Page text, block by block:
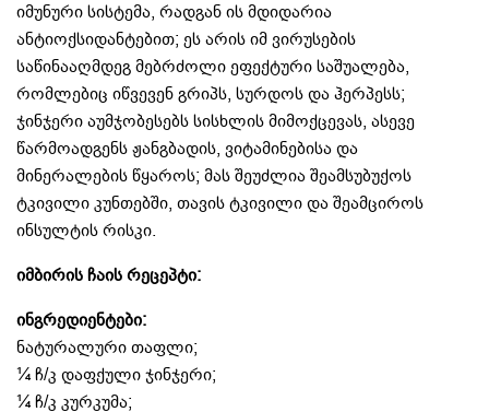
იმუნური სისტემა, რადგან ის მდიდარია
ანტიოქსიდანტებით; ეს არის იმ ვირუსების
საწინააღმდეგ მებრძოლი ეფექტური საშუალება,
რომლებიც იწვევენ გრიპს, სურდოს და ჰერპესს;
ჯინჯერი აუმჯობესებს სისხლის მიმოქცევას, ასევე
წარმოადგენს ჟანგბადის, ვიტამინებისა და
მინერალების წყაროს; მას შეუძლია შეამსუბუქოს
ტკივილი კუნთებში, თავის ტკივილი და შეამციროს
ინსულტის რისკი.
იმბირის ჩაის რეცეპტი:
ინგრედიენტები:
ნატურალური თაფლი;
¼ ჩ/კ დაფქული ჯინჯერი;
¼ ჩ/კ კურკუმა;